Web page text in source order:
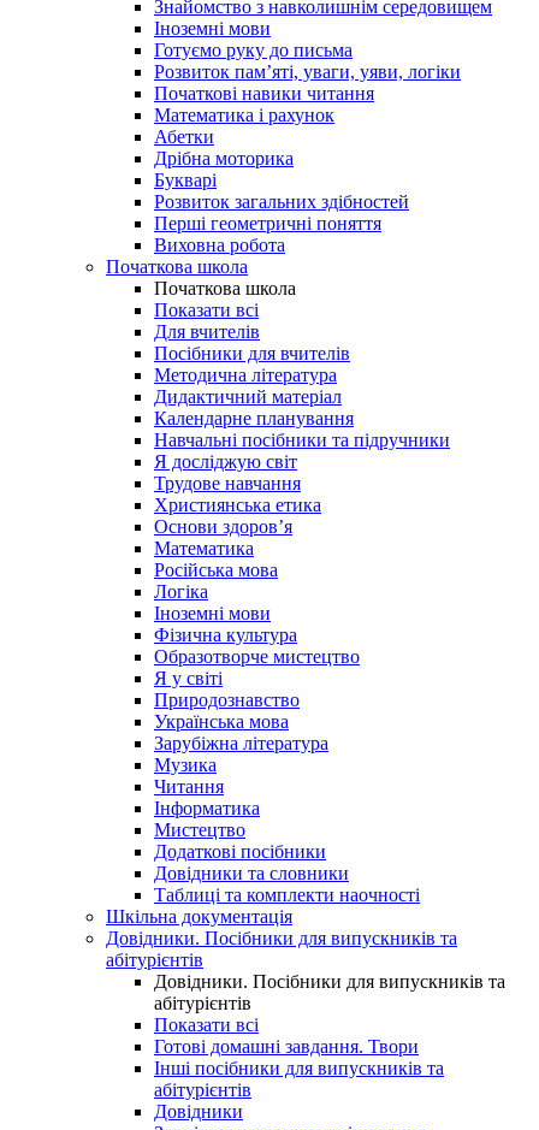
Знайомство з навколишнім середовищем
Іноземні мови
Готуємо руку до письма
Розвиток пам’яті, уваги, уяви, логіки
Початкові навики читання
Математика і рахунок
Абетки
Дрібна моторика
Букварі
Розвиток загальних здібностей
Перші геометричні поняття
Виховна робота
Початкова школа
Початкова школа
Показати всі
Для вчителів
Посібники для вчителів
Методична література
Дидактичний матеріал
Календарне планування
Навчальні посібники та підручники
Я досліджую світ
Трудове навчання
Християнська етика
Основи здоров’я
Математика
Російська мова
Логіка
Іноземні мови
Фізична культура
Образотворче мистецтво
Я у світі
Природознавство
Українська мова
Зарубіжна література
Музика
Читання
Інформатика
Мистецтво
Додаткові посібники
Довідники та словники
Таблиці та комплекти наочності
Шкільна документація
Довідники. Посібники для випускників та
абітурієнтів
Довідники. Посібники для випускників та
абітурієнтів
Показати всі
Готові домашні завдання. Твори
Інші посібники для випускників та
абітурієнтів
Довідники